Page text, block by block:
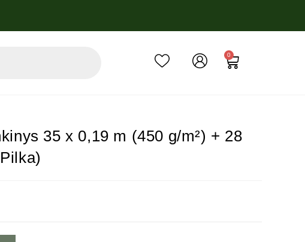
0
35 x 0,19 m (450 g/m²) + 28